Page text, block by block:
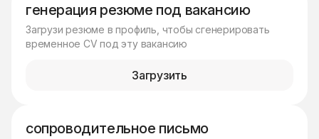
генерация резюме под вакансию
Загрузи резюме в профиль, чтобы сгенерировать
временное CV под эту вакансию
Загрузить
сопроводительное письмо